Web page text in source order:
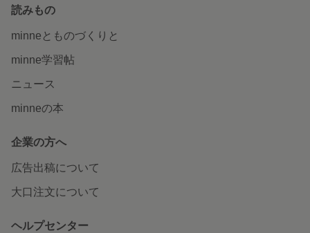
読みもの
minneとものづくりと
minne学習帖
ニュース
minneの本
企業の方へ
広告出稿について
大口注文について
ヘルプセンター